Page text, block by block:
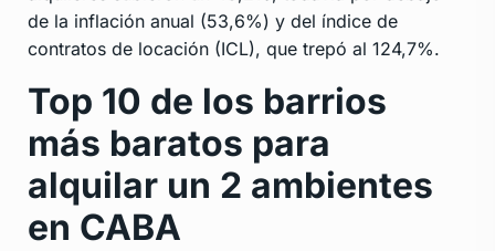
de la inflación anual (53,6%) y del índice de
contratos de locación (ICL), que trepó al 124,7%.
Top 10 de los barrios
más baratos para
alquilar un 2 ambientes
en CABA